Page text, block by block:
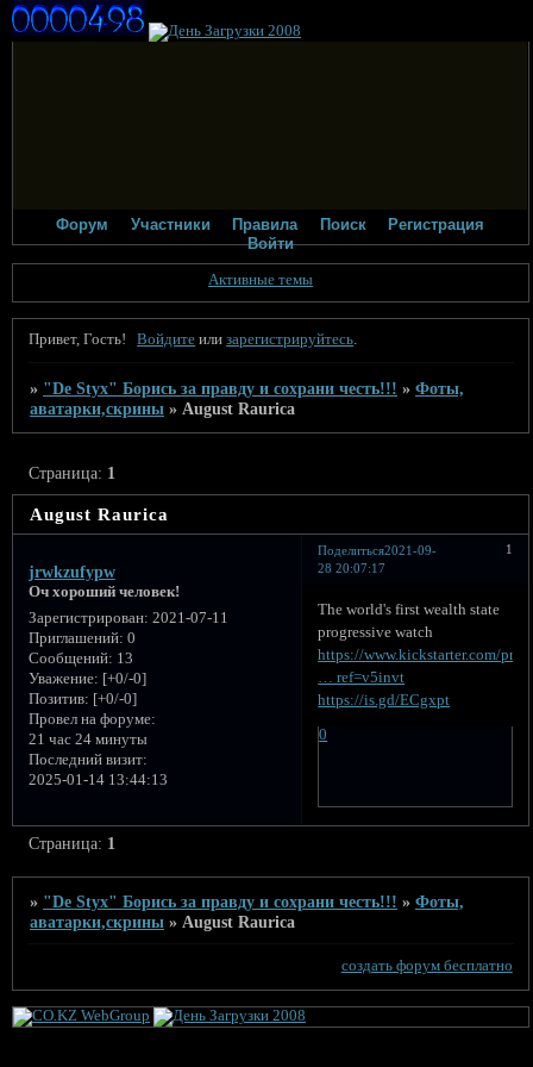
Форум Участники Правила Поиск
Регистрация
Войти
Активные темы
Привет, Гость! Войдите илизарегистрируйтесь.
» "De Styx" Борись за правду и сохрани честь!!! »Фоты,
аватарки,скрины » August Raurica
August Raurica
Страница: 1
Поделиться 1
2021-09-
28 20:07:17
jrwkzufypw
Оч хороший человек!
Зарегистрирован: 2021-07-11
Приглашений: 0
Сообщений: 13
Уважение: [+0/-0]
Позитив: [+0/-0]
Провел на форуме:
21 час 24 минуты
Последний визит:
2025-01-14 13:44:13
The world's first wealth state
progressive watch
https://www.kickstarter.com/
… ref=v5invt
https://is.gd/ECgxpt
0
Страница: 1
» "De Styx" Борись за правду и сохрани честь!!! »Фоты,
аватарки,скрины » August Raurica
создать форум бесплатно